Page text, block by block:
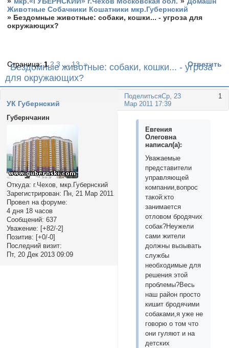
Животные Собачники Кошатники мкр.Губернский
» Бездомные животные: собаки, кошки... - угроза для
окружающих?
Бездомные животные: собаки, кошки... - угроза
для окружающих?
Страница:1 2 3 … 13 » Ответить
Поделиться 1
Ср, 23
Мар 2011 17:39
УК Губернский
Губернчанин
Откуда: г.Чехов, мкр.Губернский
Зарегистрирован: Пн, 21 Мар 2011
Провел на форуме:
4 дня 18 часов
Сообщений: 637
Уважение: [+82/-2]
Позитив: [+0/-0]
Последний визит:
Пт, 20 Дек 2013 09:09
Евгения
Олеговна
написал(а):
Уважаемые
представители
управляющей
компании,вопрос
такой:кто
занимается
отловом бродячих
собак?Неужели
сами жители
должны вызывать
службы
необходимые для
решения этой
проблемы?Весь
наш район просто
кишит бродячими
собаками,я уже не
говорю о том что
они гуляют и на
детских